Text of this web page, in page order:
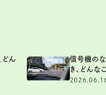
どん
信号機の
き、どんな